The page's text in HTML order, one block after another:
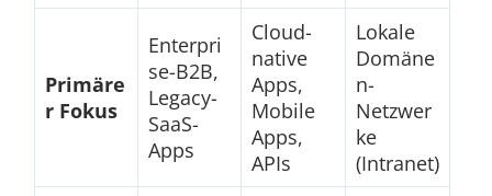
Primäre
r Fokus
Enterpri
se-B2B,
Legacy-
SaaS-
Apps
Cloud-
native
Apps,
Mobile
Apps,
APIs
Lokale
Domäne
n-
Netzwer
ke
(Intranet)